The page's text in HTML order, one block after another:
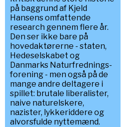
på baggrund af Kjeld
Hansens omfattende
research gennem flere år.
Den ser ikke bare på
hovedaktørerne - staten,
Hedeselskabet og
Danmarks Naturfrednings-
forening - men også på de
mange andre deltagere i
spillet: brutale liberalister,
naive naturelskere,
nazister, lykkeriddere og
alvorsfulde nyttemænd.